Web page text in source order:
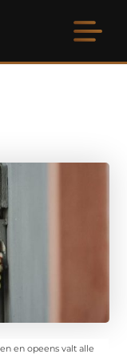
en opeens valt alle